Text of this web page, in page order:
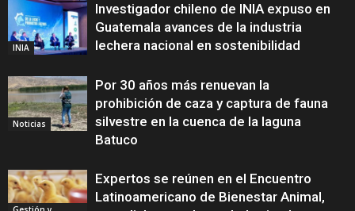
INIA
Investigador chileno de INIA expuso en
Guatemala avances de la industria
lechera nacional en sostenibilidad
Noticias
Por 30 años más renuevan la
prohibición de caza y captura de fauna
silvestre en la cuenca de la laguna
Batuco
Expertos se reúnen en el Encuentro
Latinoamericano de Bienestar Animal,